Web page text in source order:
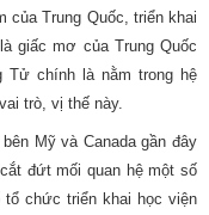
của Trung Quốc, triển khai
giấc mơ của Trung Quốc
Tử chính là nằm trong hệ
trò, vị thế này.
Mỹ và Canada gần đây
đứt mối quan hệ một số
chức triển khai học viện